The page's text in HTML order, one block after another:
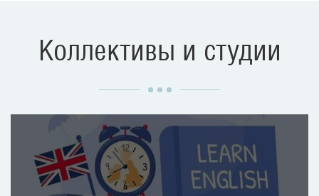
Коллективы и студии